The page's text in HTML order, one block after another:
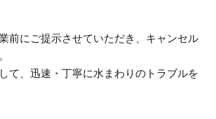
前にご提示させていただき、キャンセル
て、迅速・丁寧に水まわりのトラブルを